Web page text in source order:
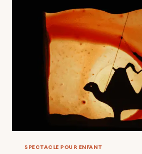
MASSALIA
A
PARTIR
DE
5
ANS
SPECTACLE POUR ENFANT